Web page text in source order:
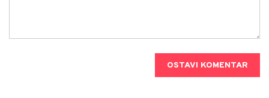
OSTAVI KOMENTAR